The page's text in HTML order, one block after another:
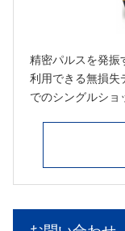
精密パルスを発
利用できる無損失
でのシングルショ